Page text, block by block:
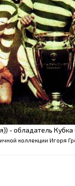
- обладатель
коллекции Игоря